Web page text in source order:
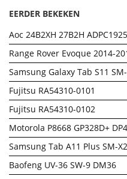
EERDER BEKEKEN
Aoc 24B2XH 27B2H
Range Rover Evoque 2014-
Samsung Galaxy Tab S11
Fujitsu RA54310-0101
Fujitsu RA54310-0102
Motorola P8668 GP328D+
Samsung Tab A11 Plus SM-
Baofeng UV-36 SW-9 DM36